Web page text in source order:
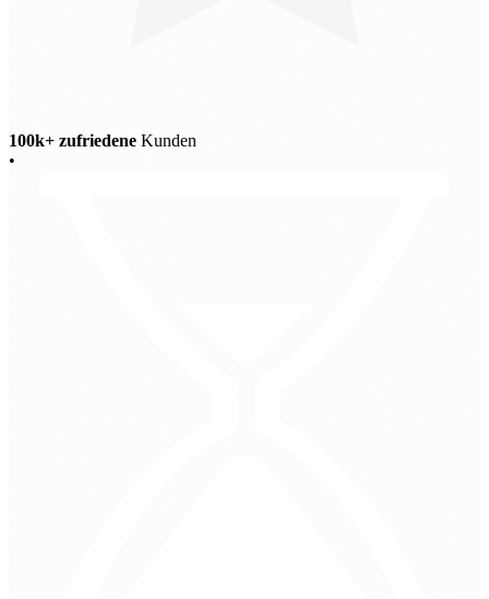
100k+ zufriedene Kunden
•